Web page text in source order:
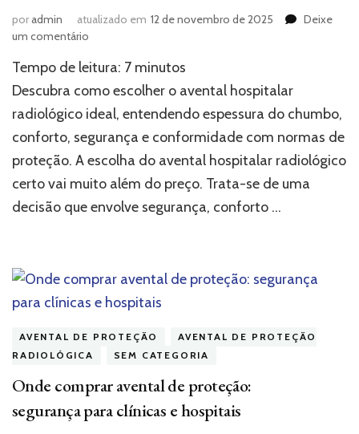
poradmin atualizado em 12 de novembro de 2025
Deixe
um comentário
escolher
o
hospitalar
radiológico
sua
equipe
Tempo de leitura: 7 minutos
Descubra como escolher o avental hospitalar
radiológico ideal, entendendo espessura do chumbo,
conforto, segurança e conformidade com normas de
proteção. A escolha do avental hospitalar radiológico
certo vai muito além do preço. Trata-se de uma
decisão que envolve segurança, conforto …
AVENTAL DE PROTEÇÃO
AVENTAL DE PROTEÇÃO
RADIOLÓGICA
SEM CATEGORIA
Onde comprar avental de proteção:
segurança para clínicas e hospitais